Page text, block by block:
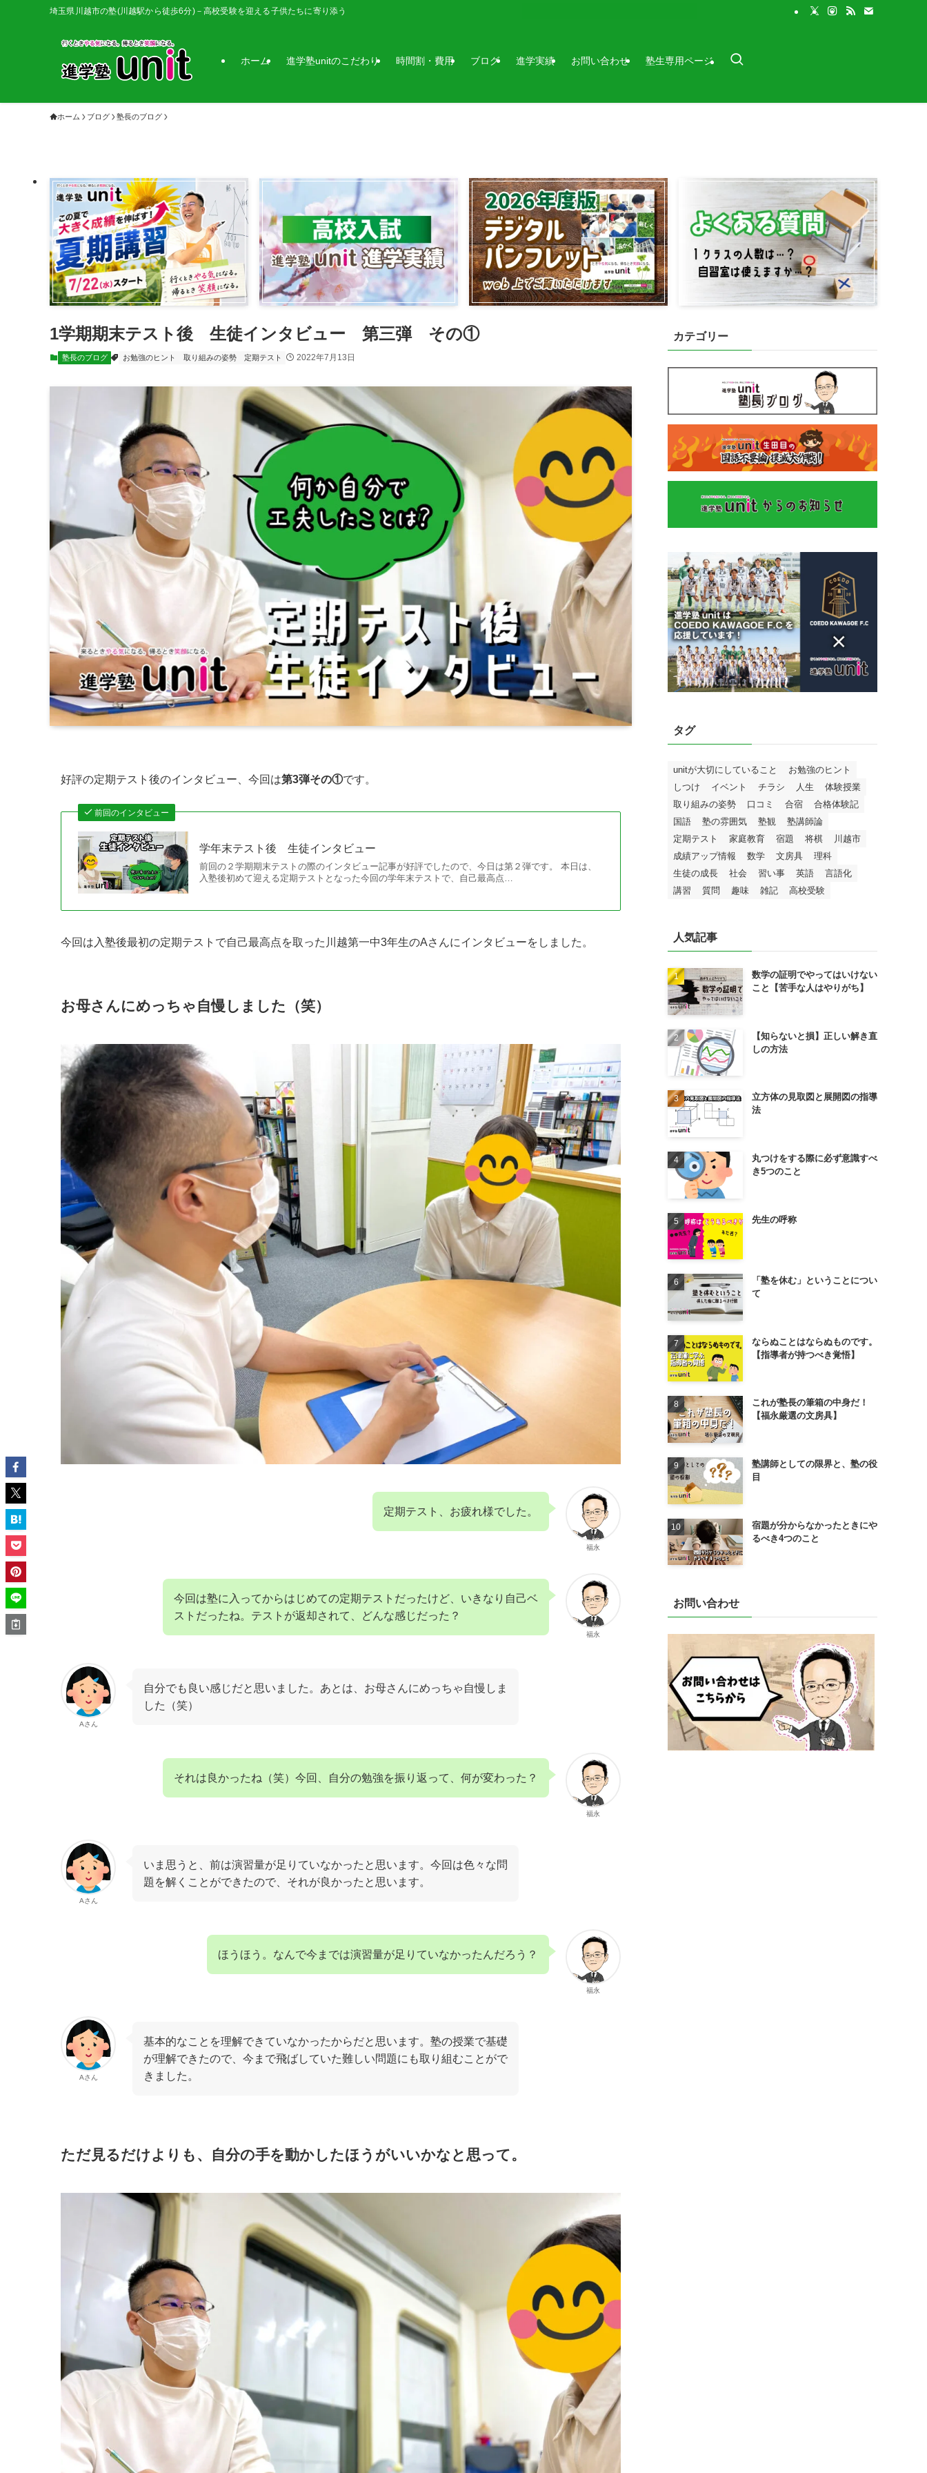
埼玉県川越市の塾(川越駅から徒歩6分)－高校受験を迎える子供たちに寄り添う
ホーム 進学塾unitのこだわり 時間割・費用 ブログ 進学実績 お問い合わせ 塾生専用ページ
ホーム ブログ 塾長のブログ
1学期期末テスト後 生徒インタビュー 第三弾 その①
塾長のブログ お勉強のヒント 取り組みの姿勢 定期テスト 2022年7月13日
好評の定期テスト後のインタビュー、今回は第3弾その①です。
前回のインタビュー
学年末テスト後 生徒インタビュー
前回の２学期期末テストの際のインタビュー記事が好評でしたので、今日は第２弾です。 本日は、
入塾後初めて迎える定期テストとなった今回の学年末テストで、自己最高点…
今回は入塾後最初の定期テストで自己最高点を取った川越第一中3年生のAさんにインタビューをしました。
お母さんにめっちゃ自慢しました（笑）
福永
定期テスト、お疲れ様でした。
福永
今回は塾に入ってからはじめての定期テストだったけど、いきなり自己ベ
ストだったね。テストが返却されて、どんな感じだった？
Aさん
自分でも良い感じだと思いました。あとは、お母さんにめっちゃ自慢しま
した（笑）
福永
それは良かったね（笑）今回、自分の勉強を振り返って、何が変わった？
Aさん
いま思うと、前は演習量が足りていなかったと思います。今回は色々な問
題を解くことができたので、それが良かったと思います。
福永
ほうほう。なんで今までは演習量が足りていなかったんだろう？
Aさん
基本的なことを理解できていなかったからだと思います。塾の授業で基礎
が理解できたので、今まで飛ばしていた難しい問題にも取り組むことがで
きました。
ただ見るだけよりも、自分の手を動かしたほうがいいかなと思って。
カテゴリー
タグ
unitが大切にしていること
お勉強のヒント
しつけ
イベント チラシ 人生
体験授業
取り組みの姿勢
口コミ 合宿
合格体験記
国語
塾の雰囲気 塾観
塾講師論
定期テスト
家庭教育 宿題 将棋
川越市
成績アップ情報
数学 文房具
理科
生徒の成長
社会 習い事 英語
言語化
講習
質問 趣味 雑記 高校受験
人気記事
数学の証明でやってはいけない
こと【苦手な人はやりがち】
【知らないと損】正しい解き直
しの方法
立方体の見取図と展開図の指導
法
丸つけをする際に必ず意識すべ
き5つのこと
先生の呼称
「塾を休む」ということについ
て
ならぬことはならぬものです。
【指導者が持つべき覚悟】
これが塾長の筆箱の中身だ！
【福永厳選の文房具】
塾講師としての限界と、塾の役
目
宿題が分からなかったときにや
るべき4つのこと
お問い合わせ